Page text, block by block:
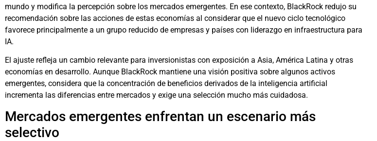
mundo y modifica la percepción sobre los mercados emergentes. En ese contexto, BlackRock redujo su
recomendación sobre las acciones de estas economías al considerar que el nuevo ciclo tecnológico
favorece principalmente a un grupo reducido de empresas y países con liderazgo en infraestructura para
IA.
El ajuste refleja un cambio relevante para inversionistas con exposición a Asia, América Latina y otras
economías en desarrollo. Aunque BlackRock mantiene una visión positiva sobre algunos activos
emergentes, considera que la concentración de beneficios derivados de la inteligencia artificial
incrementa las diferencias entre mercados y exige una selección mucho más cuidadosa.
Mercados emergentes enfrentan un escenario más
selectivo